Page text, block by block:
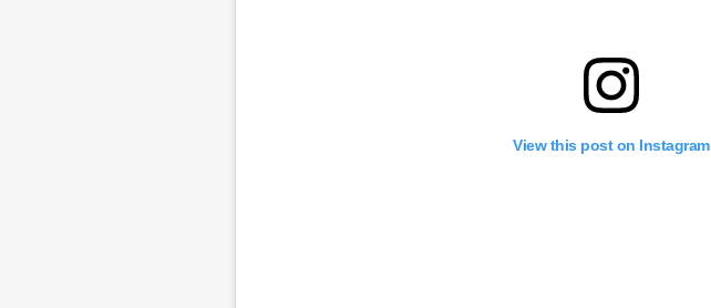
View this post on Instagram